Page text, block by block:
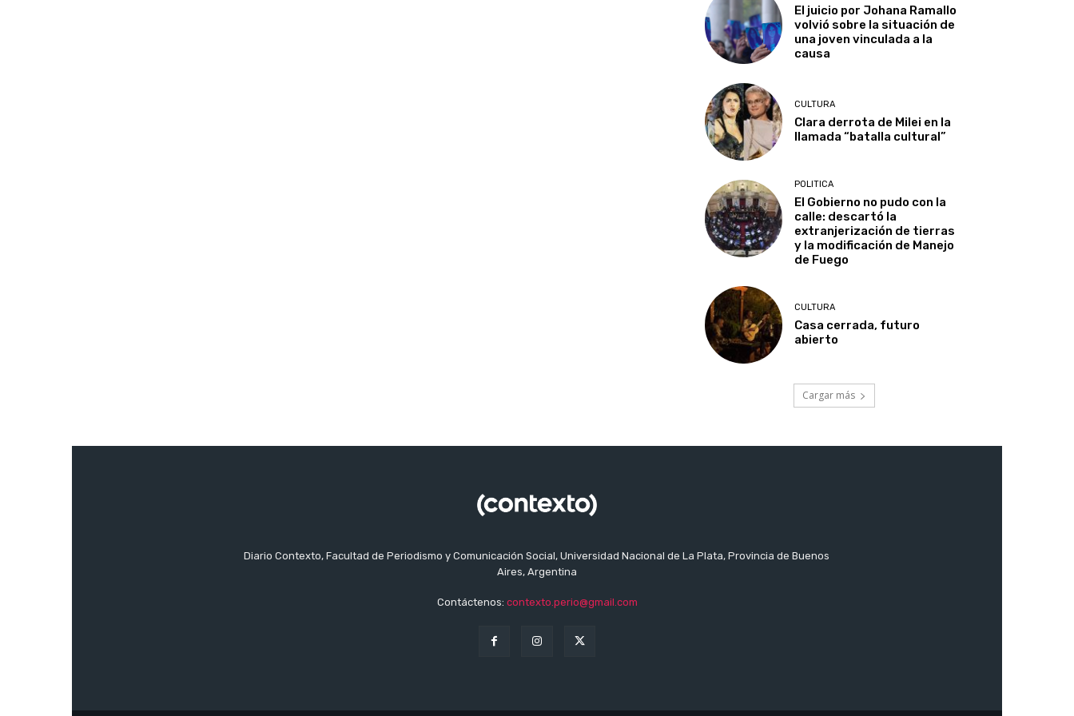
El juicio por Johana Ramallo
volvió sobre la situación de
una joven vinculada a la
causa
CULTURA
Clara derrota de Milei en la
llamada “batalla cultural”
POLITICA
El Gobierno no pudo con la
calle: descartó la
extranjerización de tierras
y la modificación de Manejo
de Fuego
CULTURA
Casa cerrada, futuro
abierto
Cargar más
Diario Contexto, Facultad de Periodismo y Comunicación Social, Universidad Nacional de La Plata, Provincia de Buenos
Aires, Argentina
Contáctenos: contexto.perio@gmail.com